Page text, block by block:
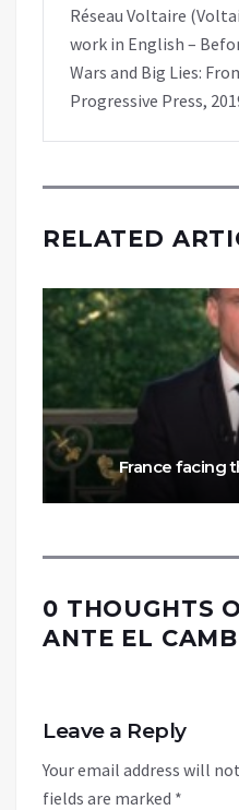
Réseau Voltaire
work in English –
Wars and Big Lies:
Progressive Press,
RELATED
France facing
0 THOUGHTS
ANTE EL
Leave a Reply
Your email address will
fields are marked *